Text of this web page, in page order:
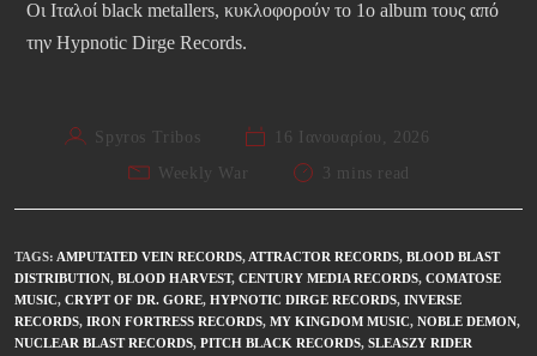
Οι Ιταλοί black metallers, κυκλοφορούν το 1ο album τους από
την Hypnotic Dirge Records.
Spyros Tribos
16 Ιανουαρίου, 2026
Weekly War
3 mins read
TAGS: AMPUTATED VEIN RECORDS, ATTRACTOR RECORDS, BLOOD BLAST
DISTRIBUTION, BLOOD HARVEST, CENTURY MEDIA RECORDS, COMATOSE
MUSIC, CRYPT OF DR. GORE, HYPNOTIC DIRGE RECORDS, INVERSE
RECORDS, IRON FORTRESS RECORDS, MY KINGDOM MUSIC, NOBLE DEMON,
NUCLEAR BLAST RECORDS, PITCH BLACK RECORDS, SLEASZY RIDER